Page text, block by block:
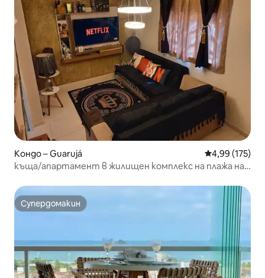
Кондо – Guarujá Средна
4,99 (175)
къща/апартамент в жилищен комплекс на плажа на
Супердомакин
Супердомакин